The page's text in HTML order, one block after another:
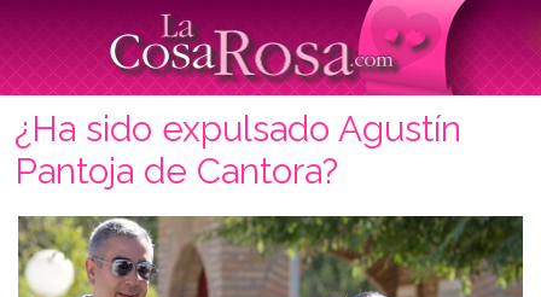
¿Ha sido expulsado Agustín
Pantoja de Cantora?